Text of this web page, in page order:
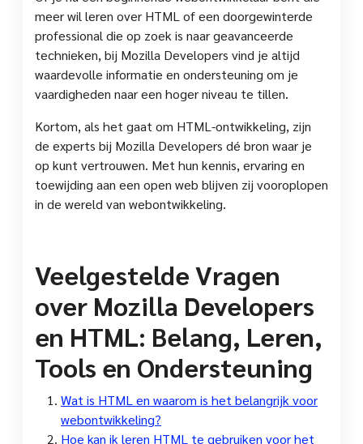
meer wil leren over HTML of een doorgewinterde
professional die op zoek is naar geavanceerde
technieken, bij Mozilla Developers vind je altijd
waardevolle informatie en ondersteuning om je
vaardigheden naar een hoger niveau te tillen.
Kortom, als het gaat om HTML-ontwikkeling, zijn
de experts bij Mozilla Developers dé bron waar je
op kunt vertrouwen. Met hun kennis, ervaring en
toewijding aan een open web blijven zij vooroplopen
in de wereld van webontwikkeling.
Veelgestelde Vragen
over Mozilla Developers
en HTML: Belang, Leren,
Tools en Ondersteuning
Wat is HTML en waarom is het belangrijk voor
webontwikkeling?
Hoe kan ik leren HTML te gebruiken voor het